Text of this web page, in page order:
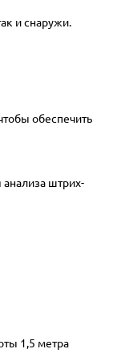
и снаружи.
обеспечить
анализа штрих-
1,5 метра